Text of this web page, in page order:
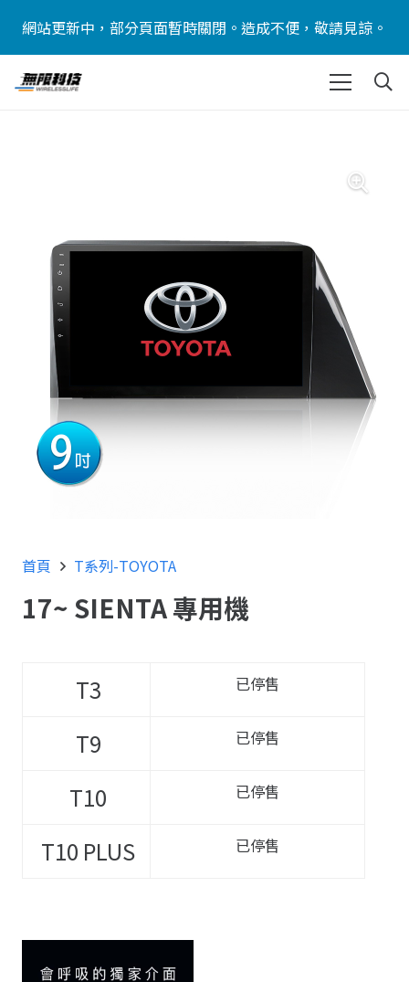
網站更新中，部分頁面暫時關閉。造成不便，敬請見諒。
首頁 T系列-TOYOTA
17~ SIENTA 專用機
T3 已停售
T9 已停售
T10 已停售
T10 PLUS 已停售